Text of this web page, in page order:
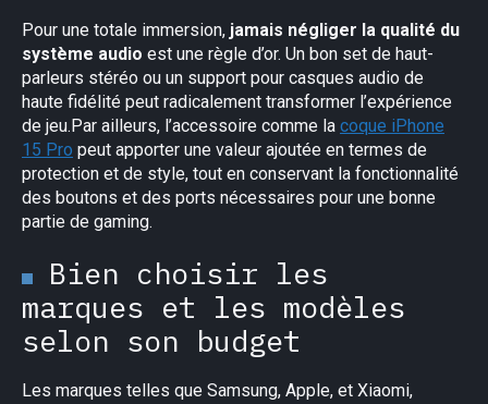
Pour une totale immersion, jamais négliger la qualité du
système audio est une règle d’or. Un bon set de haut-
parleurs stéréo ou un support pour casques audio de
haute fidélité peut radicalement transformer l’expérience
de jeu.Par ailleurs, l’accessoire comme la coque iPhone
15 Pro peut apporter une valeur ajoutée en termes de
protection et de style, tout en conservant la fonctionnalité
des boutons et des ports nécessaires pour une bonne
partie de gaming.
Bien choisir les
marques et les modèles
selon son budget
Les marques telles que Samsung, Apple, et Xiaomi,